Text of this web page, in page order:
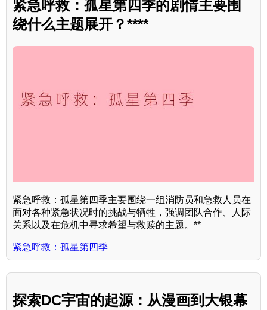
紧急呼救：孤星第四季的剧情主要围
绕什么主题展开？****
紧急呼救：孤星第四季主要围绕一组消防员和急救人员在
面对各种紧急状况时的挑战与牺牲，强调团队合作、人际
关系以及在危机中寻求希望与救赎的主题。**
紧急呼救：孤星第四季
探索DC宇宙的起源：从漫画到大银幕